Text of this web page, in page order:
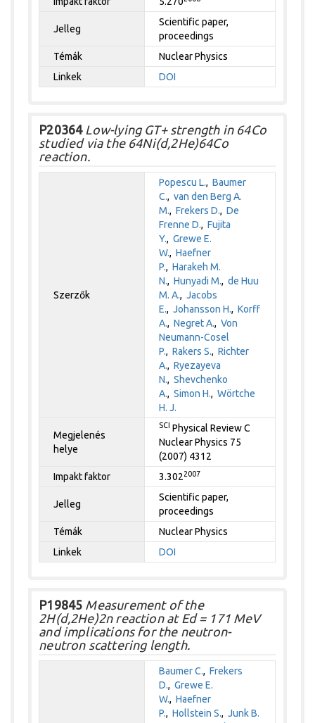
Jelleg
Scientific paper,
proceedings
Témák
Nuclear Physics
Linkek
DOI
P20364Low-lying GT+ strength in 64Co
studied via the 64Ni(d,2He)64Co
reaction.
Szerzők
Popescu L.,Baumer
C.,van den Berg A.
M.,Frekers D.,De
Frenne D.,Fujita
Y.,Grewe E.
W.,Haefner
P.,Harakeh M.
N.,Hunyadi M.,de Huu
M. A.,Jacobs
E.,Johansson H.,Korff
A.,Negret A.,Von
Neumann-Cosel
P.,Rakers S.,Richter
A.,Ryezayeva
N.,Shevchenko
A.,Simon H.,Wörtche
H. J.
Megjelenés
helye
SCI Physical Review C
Nuclear Physics 75
(2007) 4312
Impakt faktor
3.3022007
Jelleg
Scientific paper,
proceedings
Témák
Nuclear Physics
Linkek
DOI
P19845 Measurement of the
2H(d,2He)2n reaction at Ed = 171 MeV
and implications for the neutron-
neutron scattering length.
Baumer C.,Frekers
D.,Grewe E.
W.,Haefner
P.,Hollstein S.,Junk B.